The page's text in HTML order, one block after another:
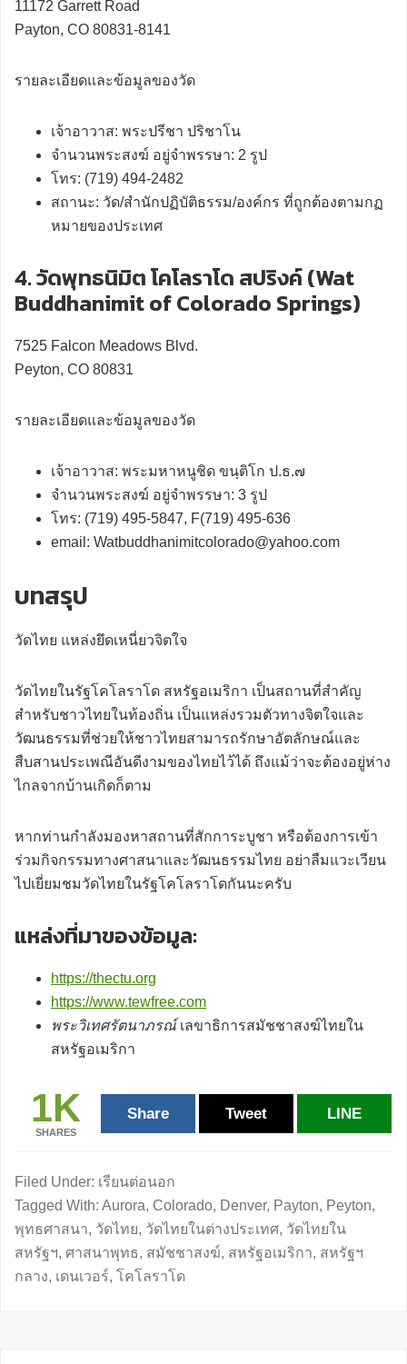
11172 Garrett Road
Payton, CO 80831-8141
รายละเอียดและข้อมูลของวัด
เจ้าอาวาส: พระปรีชา ปริชาโน
จำนวนพระสงฆ์ อยู่จำพรรษา: 2 รูป
โทร: (719) 494-2482
สถานะ: วัด/สำนักปฏิบัติธรรม/องค์กร ที่ถูกต้องตามกฏ
หมายของประเทศ
4. วัดพุทธนิมิต โคโลราโด สปริงค์ (Wat
Buddhanimit of Colorado Springs)
7525 Falcon Meadows Blvd.
Peyton, CO 80831
รายละเอียดและข้อมูลของวัด
เจ้าอาวาส: พระมหาหนูชิด ขนฺติโก ป.ธ.๗
จำนวนพระสงฆ์ อยู่จำพรรษา: 3 รูป
โทร: (719) 495-5847, F(719) 495-636
email: Watbuddhanimitcolorado@yahoo.com
บทสรุป
วัดไทย แหล่งยึดเหนี่ยวจิตใจ
วัดไทยในรัฐโคโลราโด สหรัฐอเมริกา เป็นสถานที่สำคัญ
สำหรับชาวไทยในท้องถิ่น เป็นแหล่งรวมตัวทางจิตใจและ
วัฒนธรรมที่ช่วยให้ชาวไทยสามารถรักษาอัตลักษณ์และ
สืบสานประเพณีอันดีงามของไทยไว้ได้ ถึงแม้ว่าจะต้องอยู่ห่าง
ไกลจากบ้านเกิดก็ตาม
หากท่านกำลังมองหาสถานที่สักการะบูชา หรือต้องการเข้า
ร่วมกิจกรรมทางศาสนาและวัฒนธรรมไทย อย่าลืมแวะเวียน
ไปเยี่ยมชมวัดไทยในรัฐโคโลราโดกันนะครับ
แหล่งที่มาของข้อมูล:
https://thectu.org
https://www.tewfree.com
พระวิเทศรัตนาภรณ์เลขาธิการสมัชชาสงฆ์ไทยใน
สหรัฐอเมริกา
1K
SHARES
Share Tweet LINE
Filed Under: เรียนต่อนอก
Tagged With: Aurora, Colorado, Denver, Payton, Peyton,
พุทธศาสนา, วัดไทย, วัดไทยในต่างประเทศ, วัดไทยใน
สหรัฐฯ, ศาสนาพุทธ, สมัชชาสงฆ์, สหรัฐอเมริกา, สหรัฐฯ
กลาง, เดนเวอร์, โคโลราโด